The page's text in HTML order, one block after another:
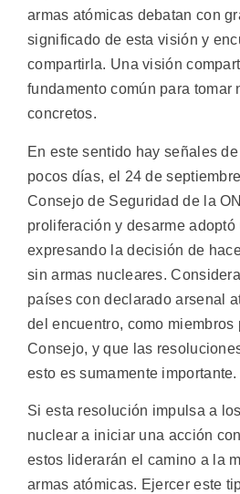
armas atómicas debatan con
significado de esta visión y
compartirla. Una visión
fundamento común para tomar
concretos.
En este sentido hay señales
pocos días, el 24 de
Consejo de Seguridad de la
proliferación y desarme
expresando la decisión de
sin armas nucleares.
países con declarado arsenal
del encuentro, como miembros
Consejo, y que las
esto es sumamente importante.
Si esta resolución impulsa a
nuclear a iniciar una acción
estos liderarán el camino a la
armas atómicas. Ejercer este